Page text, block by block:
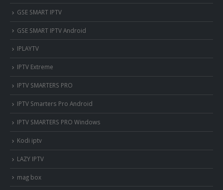
‎GSE SMART IPTV
GSE SMART IPTV Android
IPLAYTV
IPTV Extreme
IPTV SMARTERS PRO
IPTV Smarters Pro Android
IPTV SMARTERS PRO Windows
Kodi iptv
LAZY IPTV
mag box